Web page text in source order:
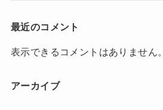
最近のコメント
表示できるコメントはありません。
アーカイブ